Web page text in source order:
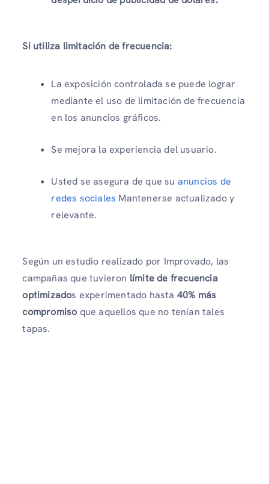
Si utiliza limitación de frecuencia:
La exposición controlada se puede lograr
mediante el uso de limitación de frecuencia
en los anuncios gráficos.
Se mejora la experiencia del usuario.
Usted se asegura de que su anuncios de
redes sociales Mantenerse actualizado y
relevante.
Según un estudio realizado por Improvado, las
campañas que tuvieron límite de frecuencia
optimizados experimentado hasta 40% más
compromiso que aquellos que no tenían tales
tapas.